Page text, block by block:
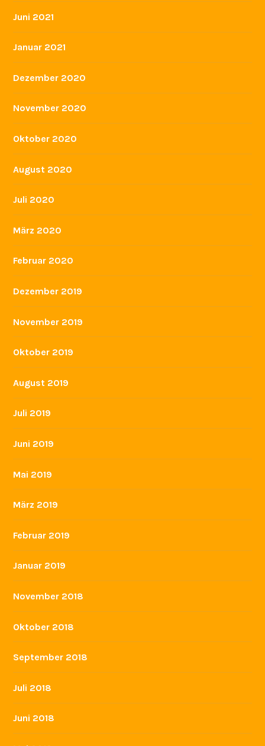
Juni 2021
Januar 2021
Dezember 2020
November 2020
Oktober 2020
August 2020
Juli 2020
März 2020
Februar 2020
Dezember 2019
November 2019
Oktober 2019
August 2019
Juli 2019
Juni 2019
Mai 2019
März 2019
Februar 2019
Januar 2019
November 2018
Oktober 2018
September 2018
Juli 2018
Juni 2018